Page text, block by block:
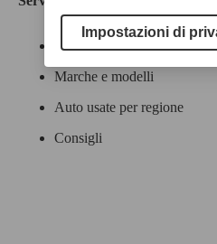
Contatti
Marche e modelli
Auto usate per regione
Consigli
Impostazioni di